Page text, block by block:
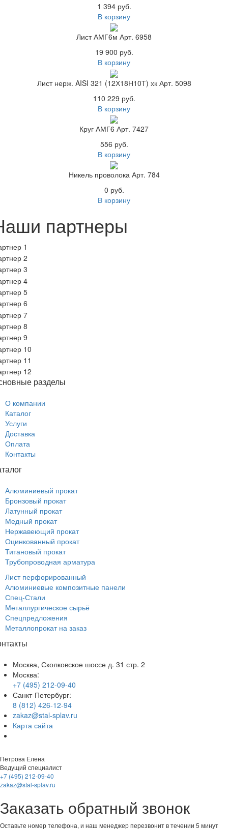
1 394 руб.
В корзину
Лист АМГ6м Арт. 6958
19 900 руб.
В корзину
Лист нерж. AISI 321 (12Х18Н10Т) хк Арт. 5098
110 229 руб.
В корзину
Круг АМГ6 Арт. 7427
556 руб.
В корзину
Никель проволока Арт. 784
0 руб.
В корзину
партнеры
разделы
О компании
Каталог
Услуги
Доставка
Оплата
Контакты
Алюминиевый прокат
Бронзовый прокат
Латунный прокат
Медный прокат
Нержавеющий прокат
Оцинкованный прокат
Титановый прокат
Трубопроводная арматура
Лист перфорированный
Алюминиевые композитные панели
Спец-Стали
Металлургическое сырьё
Спецпредложения
Металлопрокат на заказ
Москва, Сколковское шоссе д. 31 стр. 2
Москва:
+7 (495) 212-09-40
Санкт-Петербург:
8 (812) 426-12-94
zakaz@stal-splav.ru
Карта сайта
Петрова Елена
Ведущий специалист
+7 (495) 212-09-40
zakaz@stal-splav.ru
Заказать обратный звонок
Оставьте номер телефона, и наш менеджер перезвонит в течении 5 минут